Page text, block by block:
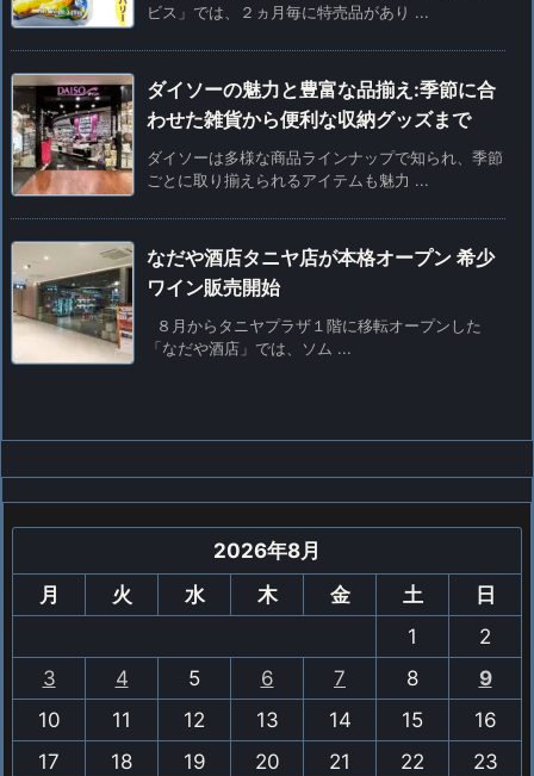
ビス」では、２ヵ月毎に特売品があり ...
ダイソーの魅力と豊富な品揃え:季節に合
わせた雑貨から便利な収納グッズまで
ダイソーは多様な商品ラインナップで知られ、季節
ごとに取り揃えられるアイテムも魅力 ...
なだや酒店タニヤ店が本格オープン 希少
ワイン販売開始
８月からタニヤプラザ１階に移転オープンした
「なだや酒店」では、ソム ...
2026年8月
月
火 水 木 金 土
日
1
2
3
4 5 6 7 8
9
10
11 12 13 14 15
16
17
18 19 20 21 22
23